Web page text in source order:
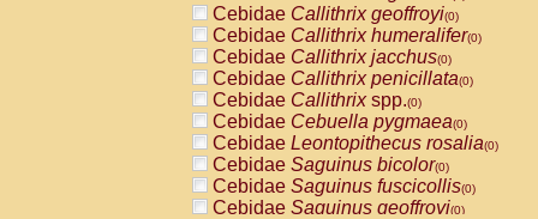
Cebidae Callithrix geoffroyi(0)
Cebidae Callithrix humeralifer(0)
Cebidae Callithrix jacchus(0)
Cebidae Callithrix penicillata(0)
Cebidae Callithrixspp.(0)
Cebidae Cebuella pygmaea(0)
Cebidae Leontopithecus rosalia(0)
Cebidae Saguinus bicolor(0)
Cebidae Saguinus fuscicollis(0)
Cebidae Saguinus geoffroyi(0)